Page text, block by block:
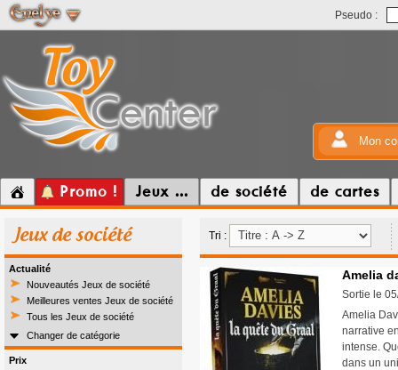
Pseudo :
Mon
Promo ! Jeux ... de société de cartes
Jeux de société
Actualité
Nouveautés Jeux de société
Meilleures ventes Jeux de société
Tous les Jeux de société
Changer de catégorie
Prix
Tri :
Amelia
Sortie le
Amelia
narrative
intense.
dans un